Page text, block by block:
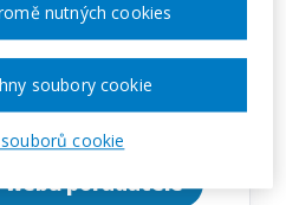
pořadatele
cookie
nutných cookies
soubory cookie